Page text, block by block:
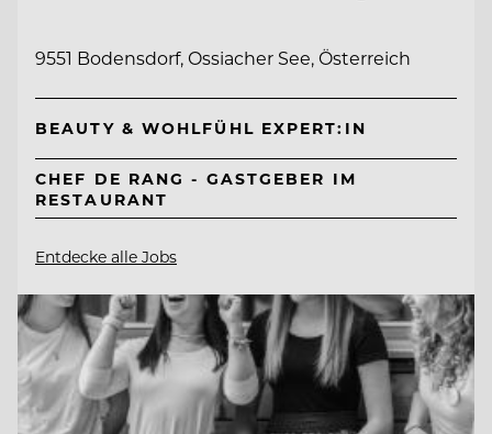
9551 Bodensdorf, Ossiacher See, Österreich
BEAUTY & WOHLFÜHL EXPERT:IN
CHEF DE RANG - GASTGEBER IM
RESTAURANT
Entdecke alle Jobs